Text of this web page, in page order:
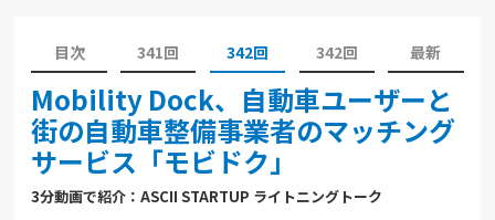
目次 341回 342回 342回 最新
Mobility Dock、自動車ユーザーと
街の自動車整備事業者のマッチング
サービス「モビドク」
3分動画で紹介：ASCII STARTUP ライトニングトーク